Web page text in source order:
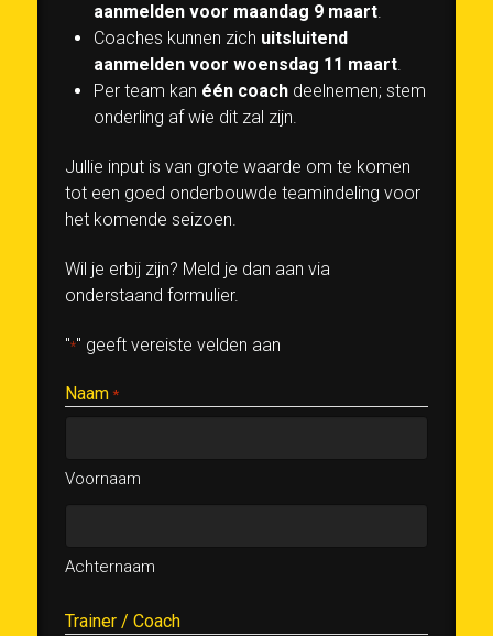
aanmelden voor maandag 9 maart.
Coaches kunnen zich uitsluitend
aanmelden voor woensdag 11 maart.
Per team kan één coach deelnemen; stem
onderling af wie dit zal zijn.
Jullie input is van grote waarde om te komen
tot een goed onderbouwde teamindeling voor
het komende seizoen.
Wil je erbij zijn? Meld je dan aan via
onderstaand formulier.
"*" geeft vereiste velden aan
Naam *
Voornaam
Achternaam
Trainer / Coach